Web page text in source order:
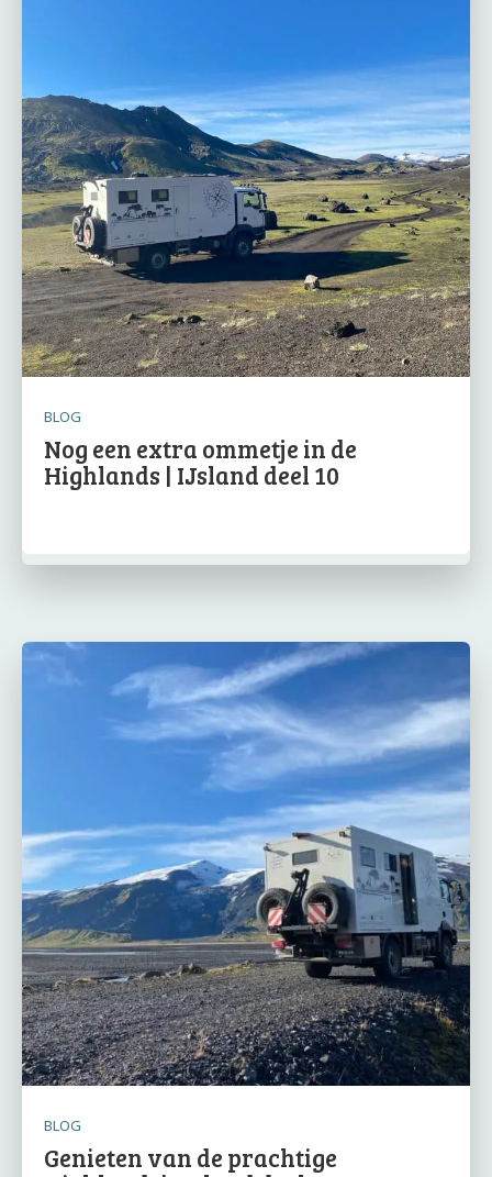
BLOG
Nog een extra ommetje in de
Highlands | IJsland deel 10
BLOG
Genieten van de prachtige